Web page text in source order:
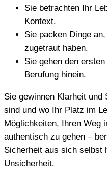
Sie betrachten Ihr
Kontext.
Sie packen Dinge
zugetraut haben.
Sie gehen den
Berufung hinein.
Sie gewinnen Klarheit
sind und wo Ihr Platz im
Möglichkeiten, Ihren Weg
authentisch zu gehen –
Sicherheit aus sich selbst
Unsicherheit.